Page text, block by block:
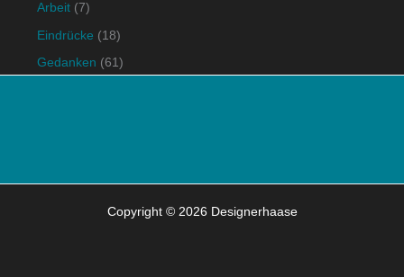
Arbeit (7)
Eindrücke (18)
Gedanken (61)
Copyright © 2026 Designerhaase